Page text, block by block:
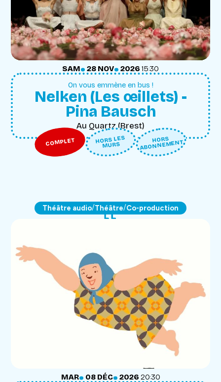
SAM.28 NOV.2026 15:30
On vous emmène en bus !
Nelken (Les œillets) -
Pina Bausch
Au Quartz (Brest)
COMPLET HORS LES
MURS
HORS
ABONNEMENT
Théâtre audio/Théâtre/Co-production
MAR. 08
DÉCEMBRE
DÉC. 2026 20:30